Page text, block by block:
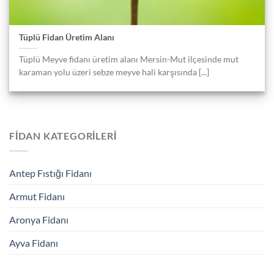
Tüplü Fidan Üretim Alanı
Tüplü Meyve fidanı üretim alanı Mersin-Mut ilçesinde mut
karaman yolu üzeri sebze meyve hali karşısında [...]
FIDAN KATEGORILERI
Antep Fıstığı Fidanı
Armut Fidanı
Aronya Fidanı
Ayva Fidanı